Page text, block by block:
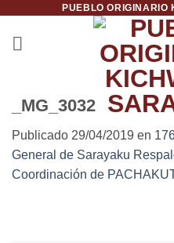
contenido
PUEBLO ORIGINARIO
_MG_3032
Publicado 29/04/2019 en
General de Sarayaku
Coordinación de